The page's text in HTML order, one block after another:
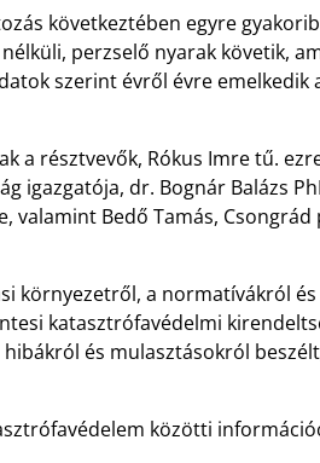
következtében egyre
perzselő nyarak követik,
szerint évről évre emelkedik
a résztvevők, Rókus Imre tű.
igazgatója, dr. Bognár Balázs
valamint Bedő Tamás,
környezetről, a normatívákról és
katasztrófavédelmi
és mulasztásokról
közötti